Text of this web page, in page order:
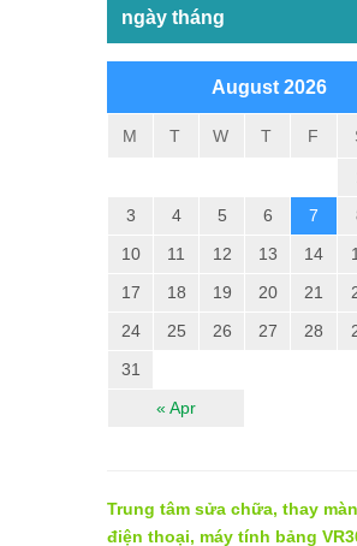
ngày tháng
August 2026
M T W T F
« Apr
3
4 5 6 7
10
11 12 13 14
17
18 19 20 21
24
25 26 27 28
31
Trung tâm sửa chữa, thay
điện thoại, máy tính bảng